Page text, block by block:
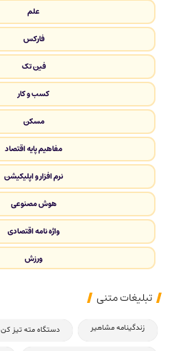
علم
فارکس
فین تک
کسب و کار
مسکن
مفاهیم پایه اقتصاد
نرم افزار و اپلیکیشن
هوش مصنوعی
واژه نامه اقتصادی
ورزش
تبلیغات متنی
زندگینامه مشاهیر دستگاه مته تیز کن